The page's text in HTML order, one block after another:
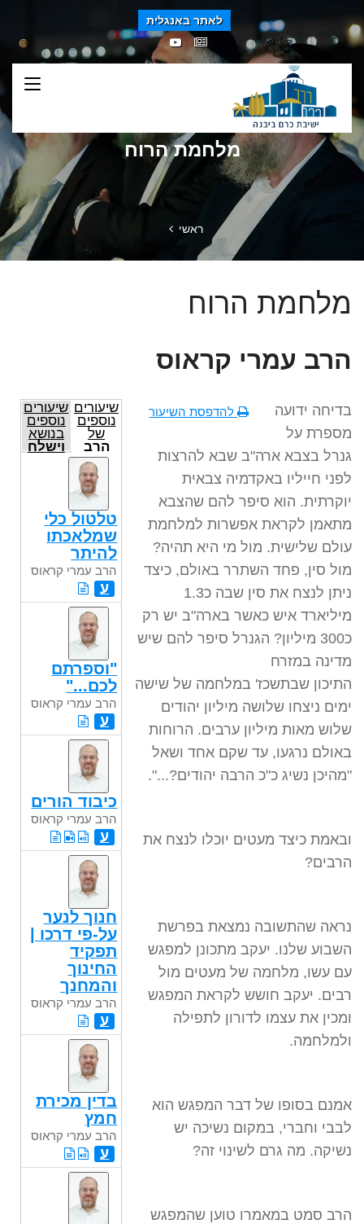
לאתר באנגלית
מלחמת הרוח
ראשי
מלחמת הרוח
הרב עמרי קראוס
להדפסת השיעור
בדיחה ידועה
מספרת על
גנרל בצבא ארה"ב שבא להרצות
לפני חייליו באקדמיה צבאית
יוקרתית. הוא סיפר להם שהצבא
מתאמן לקראת אפשרות למלחמת
עולם שלישית. מול מי היא תהיה?
מול סין, פחד השתרר באולם, כיצד
ניתן לנצח את סין שבה כ1.3
מיליארד איש כאשר בארה"ב יש רק
כ300 מיליון? הגנרל סיפר להם שיש
מדינה במזרח
התיכון שבתשכז' במלחמה של שישה
ימים ניצחו שלושה מיליון יהודים
שלוש מאות מיליון ערבים. הרוחות
באולם נרגעו, עד שקם אחד ושאל
"מהיכן נשיג כ"כ הרבה יהודים?...".
ובאמת כיצד מעטים יוכלו לנצח את
הרבים?
נראה שהתשובה נמצאת בפרשת
השבוע שלנו. יעקב מתכונן למפגש
עם עשו, מלחמה של מעטים מול
רבים. יעקב חושש לקראת המפגש
ומכין את עצמו לדורון לתפילה
ולמלחמה.
אמנם בסופו של דבר המפגש הוא
לבבי וחברי, במקום נשיכה יש
נשיקה. מה גרם לשינוי זה?
הרב סמט במאמרו טוען שהמפגש
שיעורים
נוספים
של
הרב
עמרי
קראוס
שיעורים
נוספים
בנושא
וישלח
טלטול כלי
שמלאכתו
להיתר
הרב עמרי קראוס
ע
"וספרתם
לכם..."
הרב עמרי קראוס
ע
כיבוד הורים
הרב עמרי קראוס
ע
חנוך לנער
על-פי דרכו |
תפקיד
החינוך
והמחנך
הרב עמרי קראוס
ע
בדין מכירת
חמץ
הרב עמרי קראוס
ע